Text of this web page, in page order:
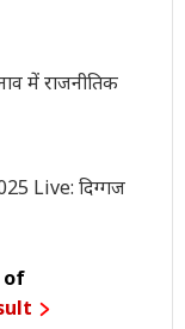
में राजनीतिक
Live: दिग्गज
of